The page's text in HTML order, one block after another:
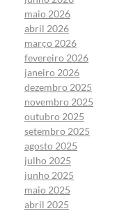
maio 2026
abril 2026
março 2026
fevereiro 2026
janeiro 2026
dezembro 2025
novembro 2025
outubro 2025
setembro 2025
agosto 2025
julho 2025
junho 2025
maio 2025
abril 2025